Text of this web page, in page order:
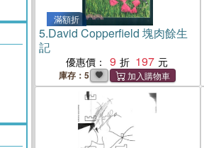
滿額折
5.David Copperfield 塊肉餘生
記
優惠價： 9 197
庫存：5